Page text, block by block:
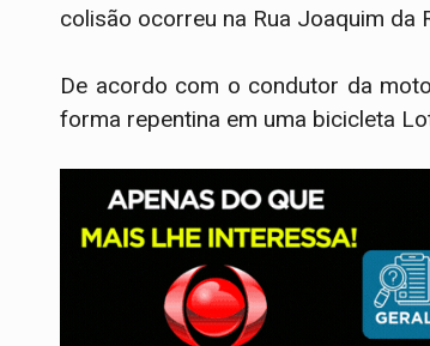
colisão ocorreu na Rua Joaquim da
​De acordo com o condutor da
forma repentina em uma bicicleta